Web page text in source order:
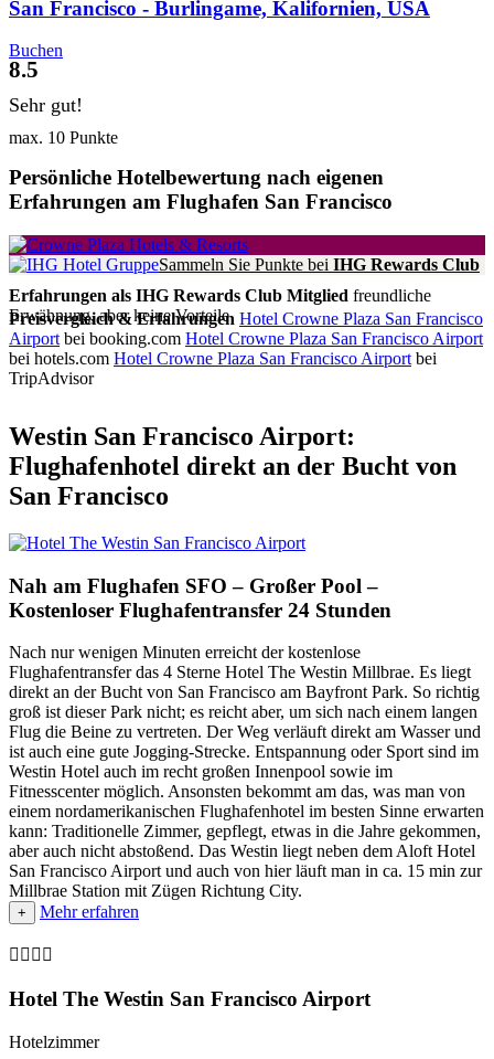
San Francisco - Burlingame, Kalifornien, USA
Buchen
8.5
Sehr gut!
max. 10 Punkte
Persönliche Hotelbewertung nach eigenen
Erfahrungen am Flughafen San Francisco
Sammeln Sie Punkte bei IHG Rewards Club
Erfahrungen als IHG Rewards Club Mitglied freundliche
Erwähnung, aber keine Vorteile
Preisvergleich & Erfahrungen Hotel Crowne Plaza San Francisco
Airport bei booking.com Hotel Crowne Plaza San Francisco Airport
bei hotels.com Hotel Crowne Plaza San Francisco Airport bei
TripAdvisor
Westin San Francisco Airport:
Flughafenhotel direkt an der Bucht von
San Francisco
Nah am Flughafen SFO – Großer Pool –
Kostenloser Flughafentransfer 24 Stunden
Nach nur wenigen Minuten erreicht der kostenlose
Flughafentransfer das 4 Sterne Hotel The Westin Millbrae. Es liegt
direkt an der Bucht von San Francisco am Bayfront Park. So richtig
groß ist dieser Park nicht; es reicht aber, um sich nach einem langen
Flug die Beine zu vertreten. Der Weg verläuft direkt am Wasser und
ist auch eine gute Jogging-Strecke. Entspannung oder Sport sind im
Westin Hotel auch im recht großen Innenpool sowie im
Fitnesscenter möglich. Ansonsten bekommt am das, was man von
einem nordamerikanischen Flughafenhotel im besten Sinne erwarten
kann: Traditionelle Zimmer, gepflegt, etwas in die Jahre gekommen,
aber auch nicht abstoßend. Das Westin liegt neben dem Aloft Hotel
San Francisco Airport und auch von hier läuft man in ca. 15 min zur
Millbrae Station mit Zügen Richtung City.
+ Mehr erfahren

Hotel The Westin San Francisco Airport
Hotelzimmer